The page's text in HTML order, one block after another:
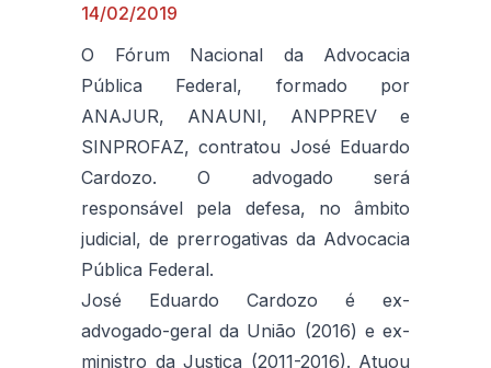
14/02/2019
O Fórum Nacional da Advocacia
Pública Federal, formado por
ANAJUR, ANAUNI, ANPPREV e
SINPROFAZ, contratou José Eduardo
Cardozo. O advogado será
responsável pela defesa, no âmbito
judicial, de prerrogativas da Advocacia
Pública Federal.
José Eduardo Cardozo é ex-
advogado-geral da União (2016) e ex-
ministro da Justiça (2011-2016). Atuou